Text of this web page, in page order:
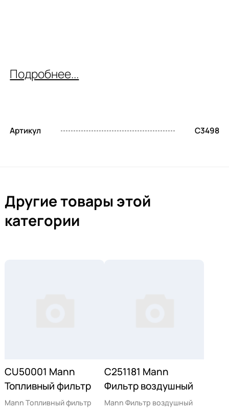
Подробнее...
Артикул C3498
Другие товары этой
категории
CU50001 Mann
Топливный фильтр
Mann Топливный фильтр
C251181 Mann
Фильтр воздушный
Mann Фильтр воздушный